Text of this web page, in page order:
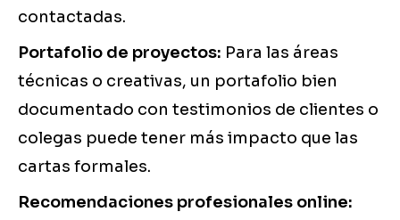
contactadas.
Portafolio de proyectos: Para las áreas
técnicas o creativas, un portafolio bien
documentado con testimonios de clientes o
colegas puede tener más impacto que las
cartas formales.
Recomendaciones profesionales online: